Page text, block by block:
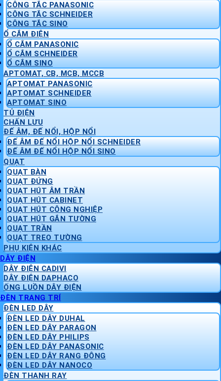
CÔNG TẮC PANASONIC
CÔNG TẮC SCHNEIDER
CÔNG TẮC SINO
Ổ CẮM ĐIỆN
Ổ CẮM PANASONIC
Ổ CẮM SCHNEIDER
Ổ CẮM SINO
APTOMAT, CB, MCB, MCCB
APTOMAT PANASONIC
APTOMAT SCHNEIDER
APTOMAT SINO
TỦ ĐIỆN
CHẤN LƯU
ĐẾ ÂM, ĐẾ NỔI, HỘP NỔI
ĐẾ ÂM ĐẾ NỔI HỘP NỔI SCHNEIDER
ĐẾ ÂM ĐẾ NỔI HỘP NỔI SINO
QUẠT
QUẠT BÀN
QUẠT ĐỨNG
QUẠT HÚT ÂM TRẦN
QUẠT HÚT CABINET
QUẠT HÚT CÔNG NGHIỆP
QUẠT HÚT GẮN TƯỜNG
QUẠT TRẦN
QUẠT TREO TƯỜNG
PHỤ KIỆN KHÁC
DÂY ĐIỆN
DÂY ĐIỆN CADIVI
DÂY ĐIỆN DAPHACO
ỐNG LUỒN DÂY ĐIỆN
ĐÈN TRANG TRÍ
ĐÈN LED DÂY
ĐÈN LED DÂY DUHAL
ĐÈN LED DÂY PARAGON
ĐÈN LED DÂY PHILIPS
ĐÈN LED DÂY PANASONIC
ĐÈN LED DÂY RẠNG ĐÔNG
ĐÈN LED DÂY NANOCO
ĐÈN THANH RAY